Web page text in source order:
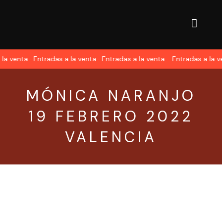
venta · Entradas a la venta · Entradas a la venta · Entradas a la
MÓNICA NARANJO
19 FEBRERO 2022
VALENCIA